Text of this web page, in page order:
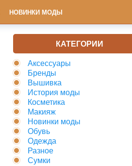
НОВИНКИ МОДЫ
КАТЕГОРИИ
Аксессуары
Бренды
Вышивка
История моды
Косметика
Макияж
Новинки моды
Обувь
Одежда
Разное
Сумки